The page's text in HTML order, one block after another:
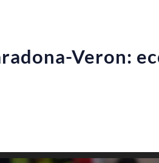
Veron: